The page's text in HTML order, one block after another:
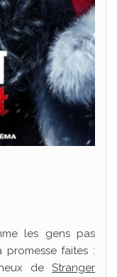
les gens pas
promesse faites :
de Stranger